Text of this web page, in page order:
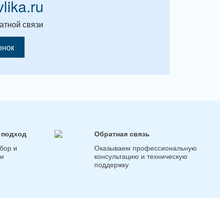
связи
и
Обратная связь
Оказываем профессиональную
консультацию и техническую
поддержку